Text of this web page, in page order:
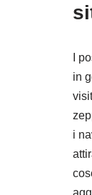
I
in
i